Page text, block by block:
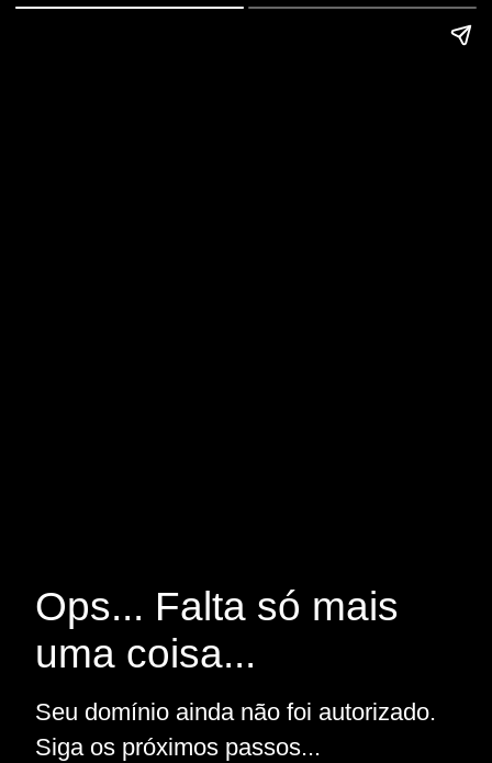
Ops... Falta só mais
uma coisa...
Seu domínio ainda não foi autorizado.
Siga os próximos passos...